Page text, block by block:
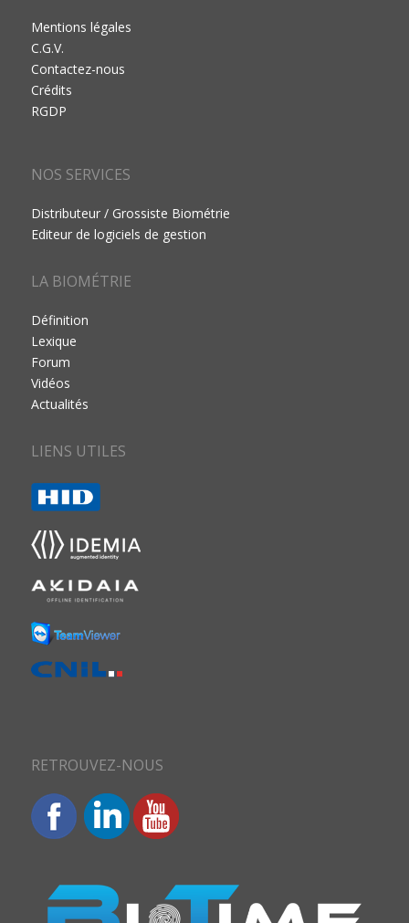
Mentions légales
C.G.V.
Contactez-nous
Crédits
RGDP
NOS SERVICES
Distributeur / Grossiste Biométrie
Editeur de logiciels de gestion
LA BIOMÉTRIE
Définition
Lexique
Forum
Vidéos
Actualités
LIENS UTILES
RETROUVEZ-NOUS